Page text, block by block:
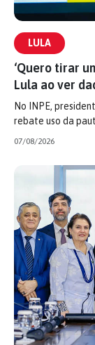
LULA
‘Quero tirar
Lula ao ver
No INPE,
rebate uso da
07/08/2026